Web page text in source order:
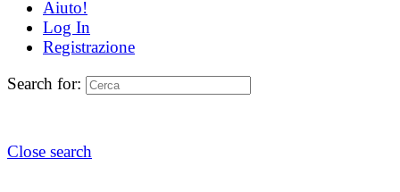
Aiuto!
Log In
Registrazione
Search for:
Close search